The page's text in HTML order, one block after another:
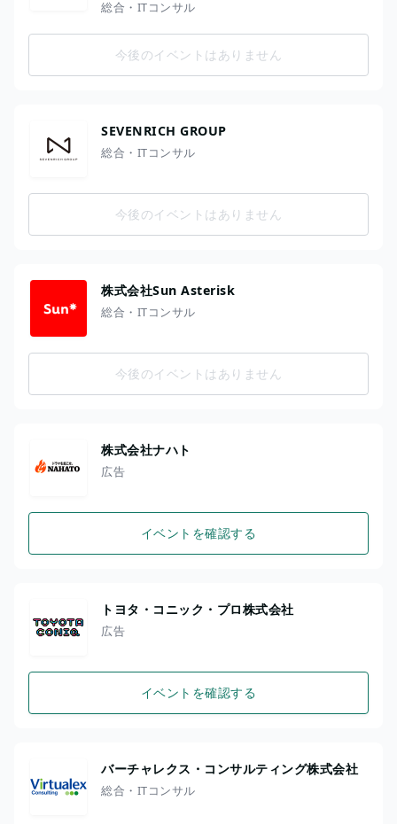
総合・ITコンサル
今後のイベントはありません
SEVENRICH GROUP
総合・ITコンサル
今後のイベントはありません
株式会社Sun Asterisk
総合・ITコンサル
今後のイベントはありません
株式会社ナハト
広告
イベントを確認する
トヨタ・コニック・プロ株式会社
広告
イベントを確認する
バーチャレクス・コンサルティング株式会社
総合・ITコンサル